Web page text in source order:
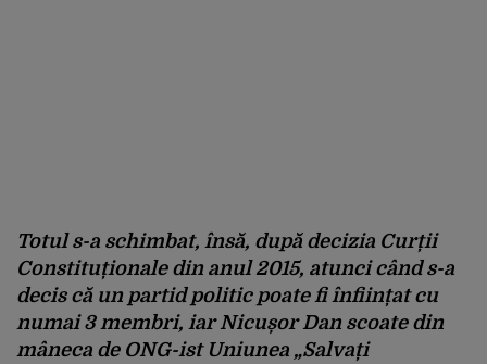
Totul s-a schimbat, însă, după decizia Curții
Constituționale din anul 2015, atunci când s-a
decis că un partid politic poate fi înființat cu
numai 3 membri, iar Nicușor Dan scoate din
mâneca de ONG-ist Uniunea „Salvați